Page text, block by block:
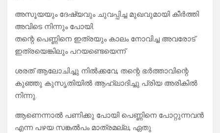
അസൂയയും ദേഷ്യവും ചുവപ്പിച്ച മുഖവുമായി കീർത്തി
അവിടെ നിന്നും പോയി.
തന്റെ പെണ്ണിനെ ഇത്രയും കാലം നോവിച്ച അവരോട്
ഇത്രയെങ്കിലും പറയണ്ടെയെന്ന്
ശരത് ആലോചിച്ചു നിൽക്കവേ, തന്റെ ഭർത്താവിന്റെ
കുഞ്ഞു കുസൃതിയിൽ ആഹ്ലാദിച്ചു പ്രിയ അരികിൽ
നിന്നു.
ആണെന്നാൽ പണിക്കു പോയി പെണ്ണിനെ പോറ്റുന്നവൻ
എന്ന പഴയ സങ്കൽപം മാത്രമല്ല, ഏതു